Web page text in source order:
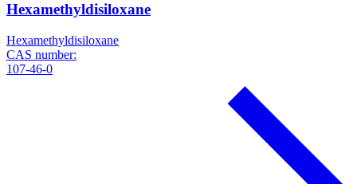
Hexamethyldisiloxane
Hexamethyldisiloxane
CAS number:
107-46-0